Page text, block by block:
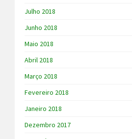
Julho 2018
Junho 2018
Maio 2018
Abril 2018
Março 2018
Fevereiro 2018
Janeiro 2018
Dezembro 2017